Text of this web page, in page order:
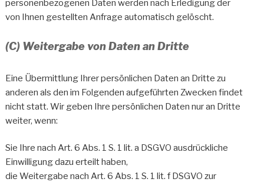
personenbezogenen Daten werden nach Erledigung der
von Ihnen gestellten Anfrage automatisch gelöscht.
(C) Weitergabe von Daten an Dritte
Eine Übermittlung Ihrer persönlichen Daten an Dritte zu
anderen als den im Folgenden aufgeführten Zwecken findet
nicht statt. Wir geben Ihre persönlichen Daten nur an Dritte
weiter, wenn:
Sie Ihre nach Art. 6 Abs. 1 S. 1 lit. a DSGVO ausdrückliche
Einwilligung dazu erteilt haben,
die Weitergabe nach Art. 6 Abs. 1 S. 1 lit. f DSGVO zur